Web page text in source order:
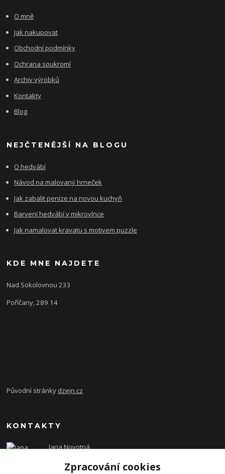
O mně
Jak nakupovat
Obchodní podmínky
Ochrana soukromí
Archiv výrobků
Kontakty
Blog
NEJČTENĚJŠÍ NA BLOGU
O hedvábí
Návod na malovaný hrneček
Jak zabalit peníze na novou kuchyň
Barvení hedvábí v mikrovlnce
Jak namalovat kravatu s motivem puzzle
KDE MNE NAJDETE
Nad Sokolovnou 233
Poříčany, 289 14
Původní stránky dzejn.cz
KONTAKTY
Jana Novotná
Zpracování cookies